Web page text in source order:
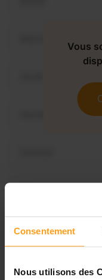
Consentement
Nous utilisons des
Vous
Services